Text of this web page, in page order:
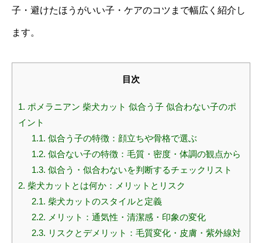
子・避けたほうがいい子・ケアのコツまで幅広く紹介し
ます。
目次
1. ポメラニアン 柴犬カット 似合う子 似合わない子のポ
イント
1.1. 似合う子の特徴：顔立ちや骨格で選ぶ
1.2. 似合ない子の特徴：毛質・密度・体調の観点から
1.3. 似合う・似合わないを判断するチェックリスト
2. 柴犬カットとは何か：メリットとリスク
2.1. 柴犬カットのスタイルと定義
2.2. メリット：通気性・清潔感・印象の変化
2.3. リスクとデメリット：毛質変化・皮膚・紫外線対